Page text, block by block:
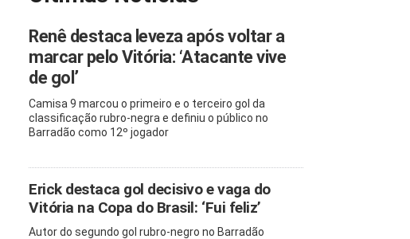
Renê destaca leveza após voltar a
marcar pelo Vitória: ‘Atacante vive
de gol’
Camisa 9 marcou o primeiro e o terceiro gol da
classificação rubro-negra e definiu o público no
Barradão como 12º jogador
Erick destaca gol decisivo e vaga do
Vitória na Copa do Brasil: ‘Fui feliz’
Autor do segundo gol rubro-negro no Barradão